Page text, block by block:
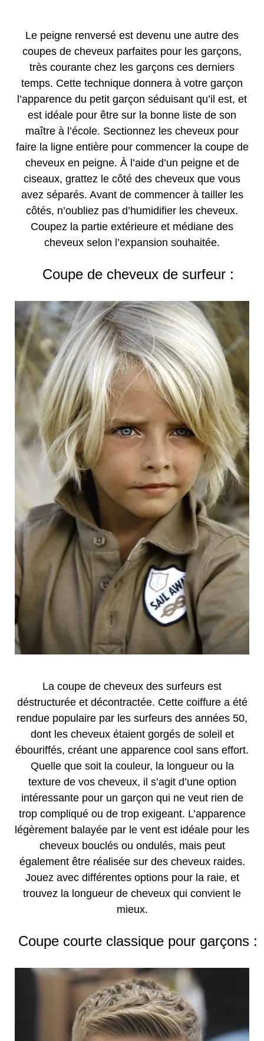
Le peigne renversé est devenu une autre des
coupes de cheveux parfaites pour les garçons,
très courante chez les garçons ces derniers
temps. Cette technique donnera à votre garçon
l’apparence du petit garçon séduisant qu’il est, et
est idéale pour être sur la bonne liste de son
maître à l’école. Sectionnez les cheveux pour
faire la ligne entière pour commencer la coupe de
cheveux en peigne. À l’aide d’un peigne et de
ciseaux, grattez le côté des cheveux que vous
avez séparés. Avant de commencer à tailler les
côtés, n’oubliez pas d’humidifier les cheveux.
Coupez la partie extérieure et médiane des
cheveux selon l’expansion souhaitée.
Coupe de cheveux de surfeur :
La coupe de cheveux des surfeurs est
déstructurée et décontractée. Cette coiffure a été
rendue populaire par les surfeurs des années 50,
dont les cheveux étaient gorgés de soleil et
ébouriffés, créant une apparence cool sans effort.
Quelle que soit la couleur, la longueur ou la
texture de vos cheveux, il s’agit d’une option
intéressante pour un garçon qui ne veut rien de
trop compliqué ou de trop exigeant. L’apparence
légèrement balayée par le vent est idéale pour les
cheveux bouclés ou ondulés, mais peut
également être réalisée sur des cheveux raides.
Jouez avec différentes options pour la raie, et
trouvez la longueur de cheveux qui convient le
mieux.
Coupe courte classique pour garçons :